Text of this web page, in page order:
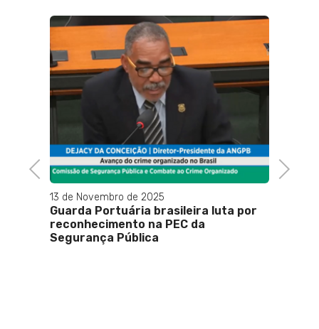
Previous
13 de Novembro de 2025
Guarda Portuária brasileira luta por
reconhecimento na PEC da
Segurança Pública
Next